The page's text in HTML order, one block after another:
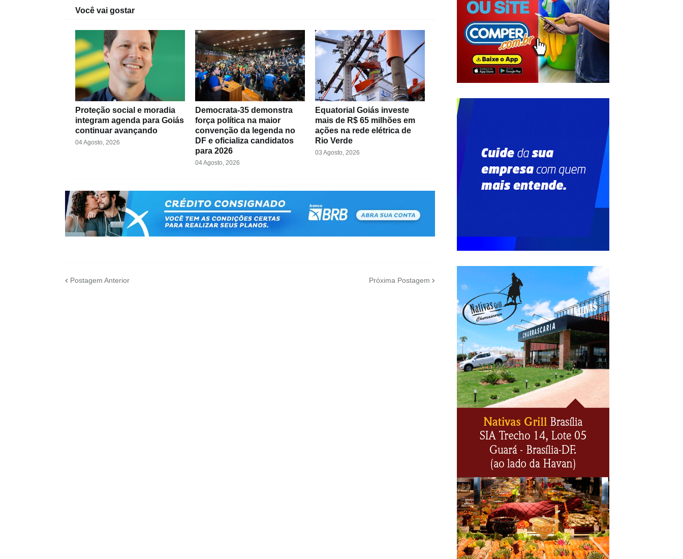
Você vai gostar
Proteção social e moradia
integram agenda para Goiás
continuar avançando
04 Agosto, 2026
Democrata-35 demonstra
força política na maior
convenção da legenda no
DF e oficializa candidatos
para 2026
04 Agosto, 2026
Equatorial Goiás investe
mais de R$ 65 milhões em
ações na rede elétrica de
Rio Verde
03 Agosto, 2026
Postagem Anterior Próxima Postagem